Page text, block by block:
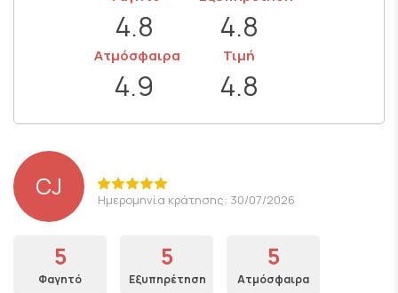
4.8 4.8
Ατμόσφαιρα
4.9
Τιμή
4.8
CJ Ημερομηνία κράτησης: 30/07/2026
5
Φαγητό
5
Εξυπηρέτηση
5
Ατμόσφαιρα